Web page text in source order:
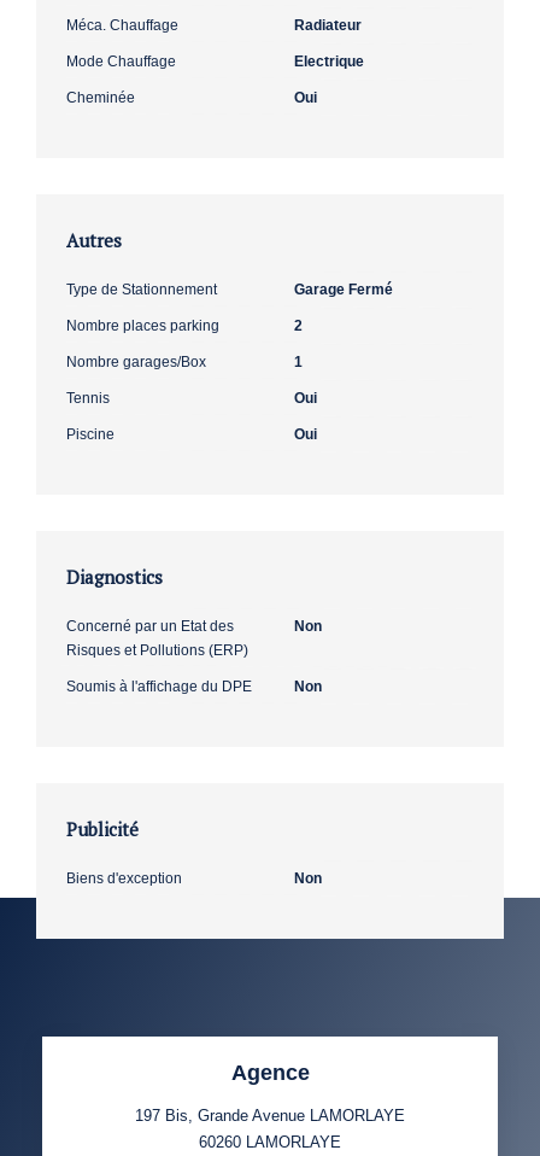
Méca. Chauffage Radiateur
Mode Chauffage Electrique
Cheminée Oui
Autres
Type de Stationnement Garage Fermé
Nombre places parking 2
Nombre garages/Box 1
Tennis Oui
Piscine Oui
Diagnostics
Concerné par un Etat des
Risques et Pollutions (ERP)
Non
Soumis à l'affichage du DPE Non
Publicité
Biens d'exception Non
Agence
197 Bis, Grande Avenue LAMORLAYE
60260 LAMORLAYE